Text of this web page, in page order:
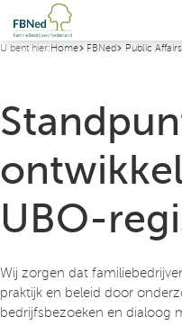
U bent hier:Home FBNed Public Affairs
UBO-
Wij zorgen dat
praktijk en beleid door
bedrijfsbezoeken en dialoog